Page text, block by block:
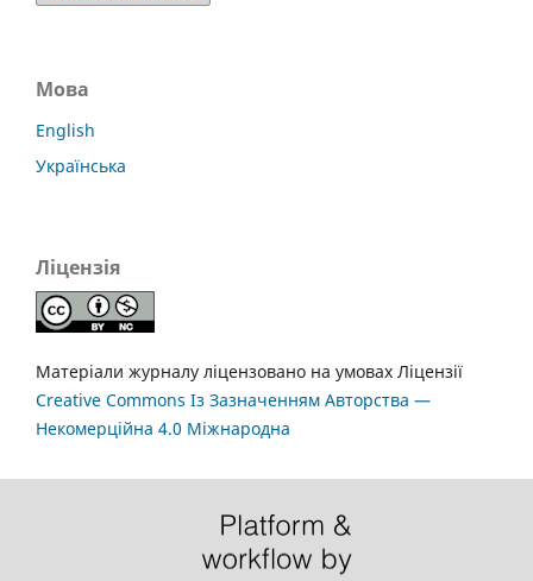
Мова
English
Українська
Ліцензія
Матеріали журналу ліцензовано на умовах Ліцензії
Creative Commons Із Зазначенням Авторства —
Некомерційна 4.0 Міжнародна